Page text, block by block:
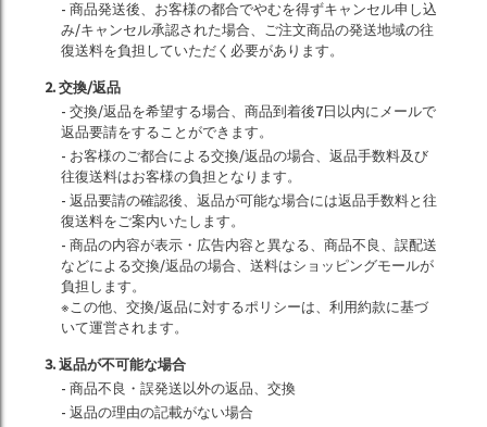
- 商品発送後、お客様の都合でやむを得ずキャンセル申し込
み/キャンセル承認された場合、ご注文商品の発送地域の往
復送料を負担していただく必要があります。
2. 交換/返品
- 交換/返品を希望する場合、商品到着後7日以内にメールで
返品要請をすることができます。
- お客様のご都合による交換/返品の場合、返品手数料及び
往復送料はお客様の負担となります。
- 返品要請の確認後、返品が可能な場合には返品手数料と往
復送料をご案内いたします。
- 商品の内容が表示・広告内容と異なる、商品不良、誤配送
などによる交換/返品の場合、送料はショッピングモールが
負担します。
※この他、交換/返品に対するポリシーは、利用約款に基づ
いて運営されます。
3. 返品が不可能な場合
- 商品不良・誤発送以外の返品、交換
- 返品の理由の記載がない場合